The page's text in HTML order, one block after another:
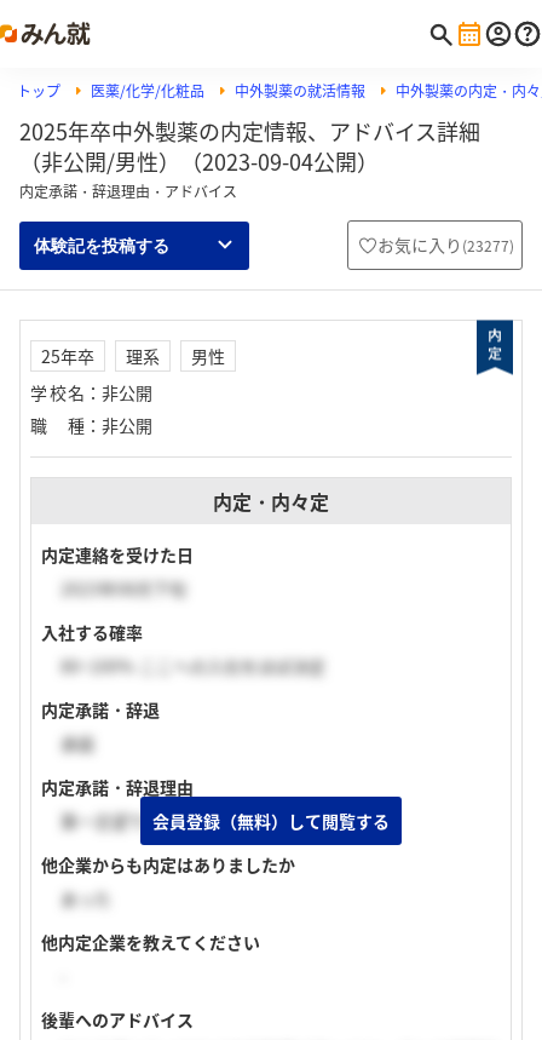
トップ 医薬/化学/化粧品 中外製薬の就活情報 中外製薬の内定・内
2025年卒中外製薬の内定情報、アドバイス詳細
（非公開/男性）（2023-09-04公開）
内定承諾・辞退理由・アドバイス
体験記を投稿する お気に入り (23277)
25年卒 理系
男性
学校名 ： 非公開
職種 ： 非公開
内定・内々定
内定連絡を受けた日
2023年08月下旬
入社する確率
80~100% ここへの入社をほぼ決定
内定承諾・辞退
承諾
内定承諾・辞退理由
第一志望であったため。
他企業からも内定はありましたか
あった
他内定企業を教えてください
後輩へのアドバイス
会員登録（無料）して閲覧する